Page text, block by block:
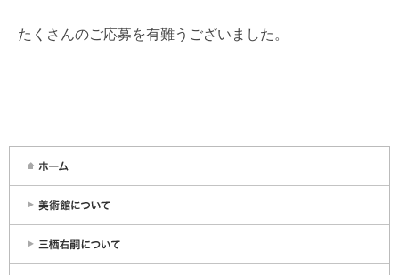
たくさんのご応募を有難うございました。